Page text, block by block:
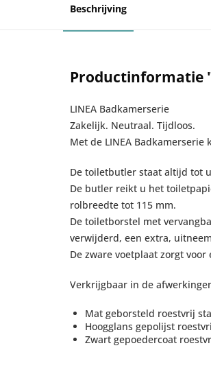
Beschrijving
Productinformatie
LINEA Badkamerserie
Zakelijk. Neutraal. Tijdloos.
Met de LINEA
De toiletbutler staat altijd tot
De butler reikt u het
rolbreedte tot 115 mm.
De toiletborstel met
verwijderd, een extra,
De zware voetplaat zorgt
Verkrijgbaar in de
Mat geborsteld roestvrij
Hoogglans gepolijst
Zwart gepoedercoat